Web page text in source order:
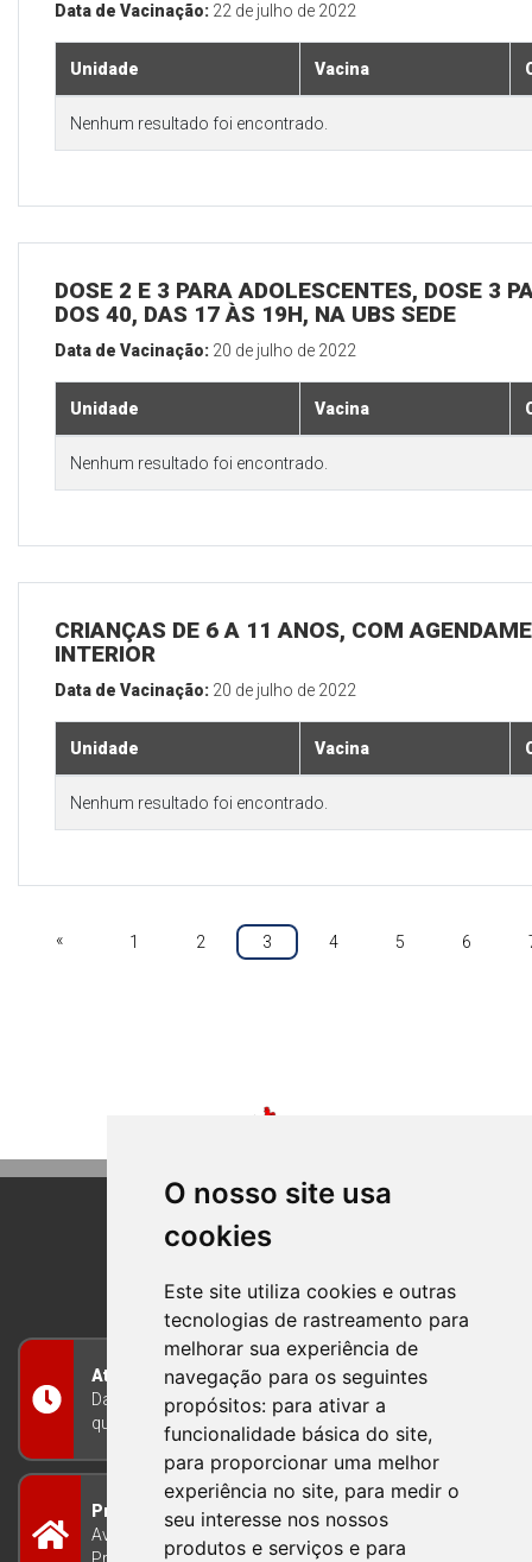
O nosso site usa
cookies
Este site utiliza cookies e outras
tecnologias de rastreamento para
melhorar sua experiência de
navegação para os seguintes
propósitos: para ativar a
funcionalidade básica do site,
para proporcionar uma melhor
experiência no site, para medir o
seu interesse nos nossos
produtos e serviços e para
Data de Vacinação: 22 de julho de 2022
Unidade Vacina
Nenhum resultado foi encontrado.
DOSE 2 E 3 PARA ADOLESCENTES, DOSE 3
DOS 40, DAS 17 ÀS 19H, NA UBS SEDE
Data de Vacinação: 20 de julho de 2022
Unidade Vacina
Nenhum resultado foi encontrado.
CRIANÇAS DE 6 A 11 ANOS, COM
INTERIOR
Data de Vacinação: 20 de julho de 2022
Unidade Vacina
Nenhum resultado foi encontrado.
« 1 2 3 4 5 6
BOM PRINCIPIO
RIO GRANDE DO SUL
Atendimento
Das 8h às 12h e das 13h às 17h30, de segunda a
quinta-feira, e nas sextas-feiras das 7h às 13h
Prefeitura Municipal
Avenida Guilherme Winter 65 - Centro Bom